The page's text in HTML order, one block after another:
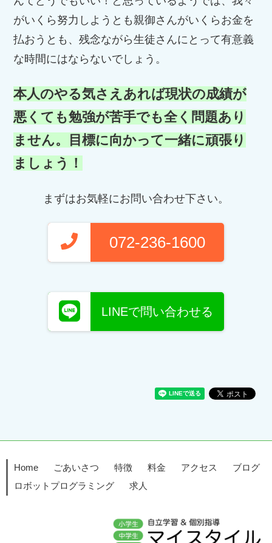
がいくら努力しようとも親御さんがいくらお金を
払おうとも、残念ながら生徒さんにとって有意義
な時間にはならないでしょう。
本人のやる気さえあれば現状の成績が
悪くても勉強が苦手でも全く問題あり
ません。目標に向かって一緒に頑張り
ましょう！
まずはお気軽にお問い合わせ下さい。
072-236-1600
LINEで問い合わせる
Home ごあいさつ 特徴 料金 アクセス
ブログ
ロボットプログラミング
求人